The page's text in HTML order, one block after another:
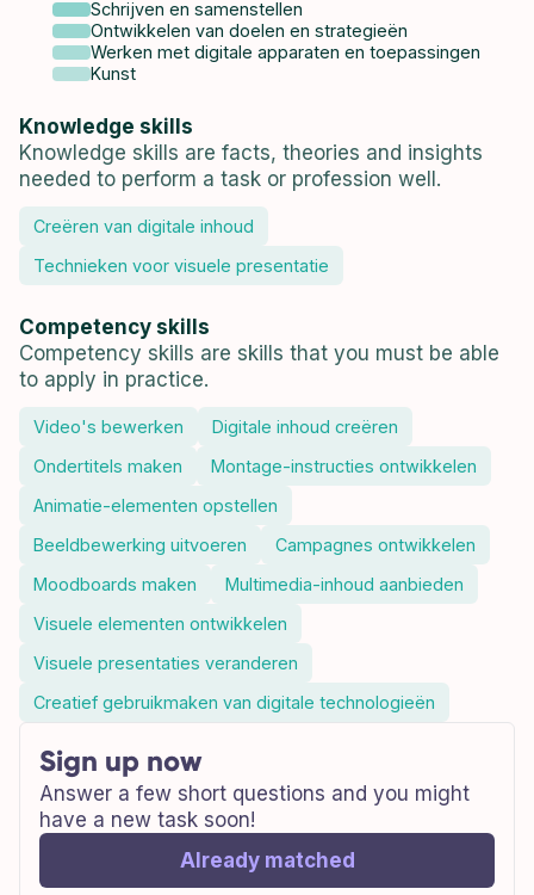
Schrijven en samenstellen
Ontwikkelen van doelen en strategieën
Werken met digitale apparaten en toepassingen
Kunst
Knowledge skills
Knowledge skills are facts, theories and insights
needed to perform a task or profession well.
Creëren van digitale inhoud
Technieken voor visuele presentatie
Competency skills
Competency skills are skills that you must be able
to apply in practice.
Video's bewerken
Digitale inhoud creëren
Ondertitels maken
Montage-instructies ontwikkelen
Animatie-elementen opstellen
Beeldbewerking uitvoeren
Campagnes ontwikkelen
Moodboards maken
Multimedia-inhoud aanbieden
Visuele elementen ontwikkelen
Visuele presentaties veranderen
Creatief gebruikmaken van digitale technologieën
Sign up now
Answer a few short questions and you might
have a new task soon!
Already matched